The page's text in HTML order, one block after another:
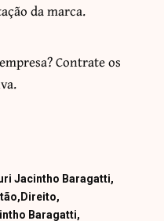
da marca.
Contrate os
Jacintho Baragatti
Direito
Baragatti